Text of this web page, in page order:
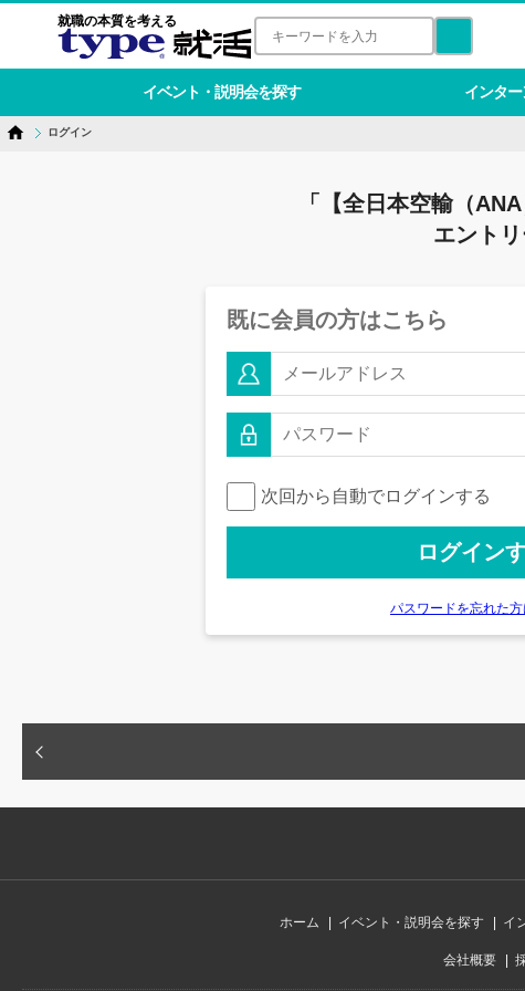
就職の本質を考える
イベント・説明会を探す インタ
ログイン
「【全日本空輸（
エント
既に会員の方はこちら
次回から自動でログインする
パスワードを忘れた方
ホーム イベント・説明会を探す イ
会社概要